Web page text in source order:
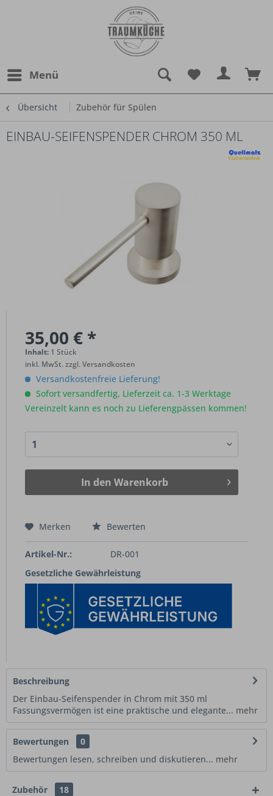
Menü
Übersicht Zubehör für Spülen
EINBAU-SEIFENSPENDER CHROM 350 ML
35,00 € *
Inhalt: 1 Stück
inkl. MwSt.zzgl. Versandkosten
Versandkostenfreie Lieferung!
Sofort versandfertig, Lieferzeit ca. 1-3 Werktage
Vereinzelt kann es noch zu Lieferengpässen kommen!
In den Warenkorb
Merken Bewerten
Artikel-Nr.:
DR-001
Gesetzliche Gewährleistung
Beschreibung
Der Einbau-Seifenspender in Chrom mit 350 ml
Fassungsvermögen ist eine praktische und elegante... mehr
Bewertungen
0
Bewertungen lesen, schreiben und diskutieren... mehr
Zubehör 18